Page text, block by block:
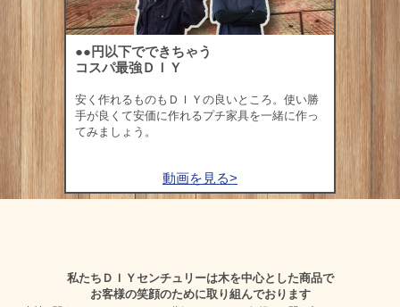
●●円以下でできちゃう
コスパ最強ＤＩＹ
安く作れるものもＤＩＹの良いところ。使い勝
手が良くて安価に作れるプチ家具を一緒に作っ
てみましょう。
動画を見る>
私たちＤＩＹセンチュリーは木を中心とした商品で
お客様の笑顔のために取り組んでおります